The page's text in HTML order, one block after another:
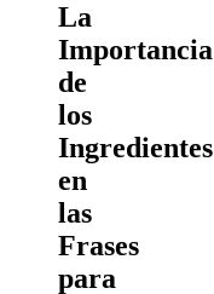
La
Importancia
de
los
Ingredientes
en
las
Frases
para